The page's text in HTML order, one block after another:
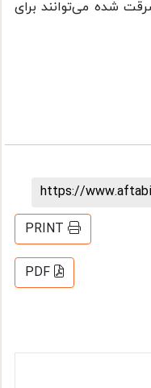
شده می‌توانند برای
https://
PRINT
PDF